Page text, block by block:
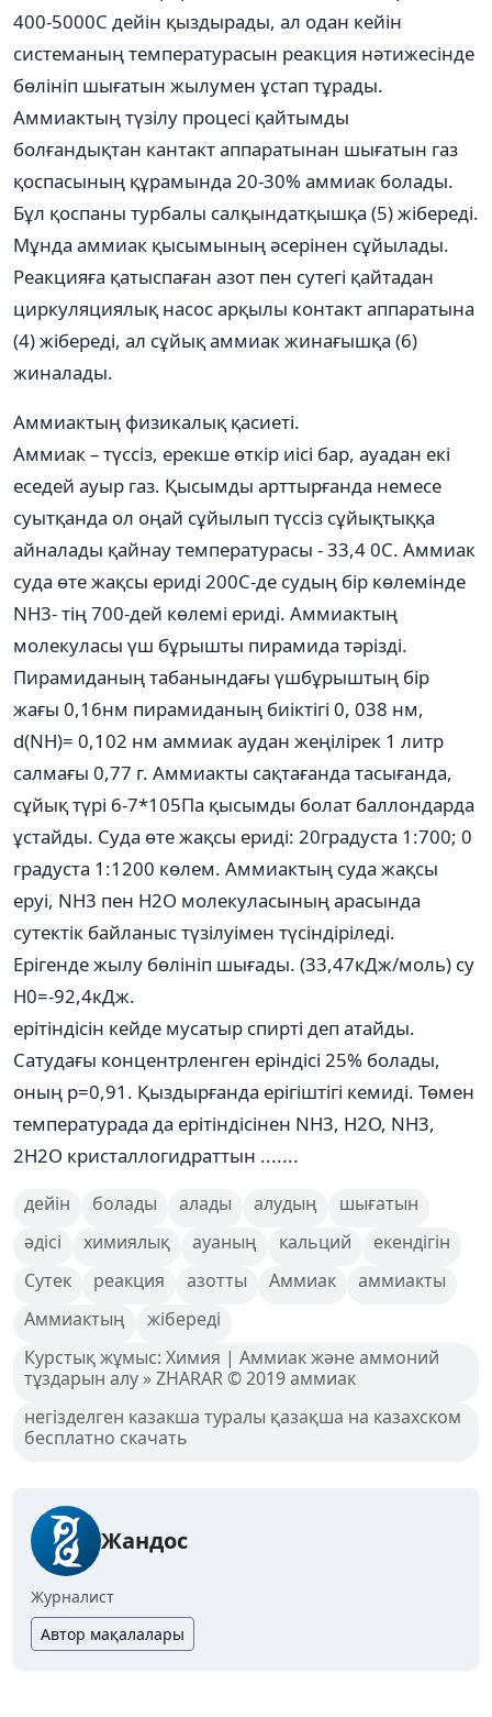
400-5000С дейін қыздырады, ал одан кейін
системаның температурасын реакция нәтижесінде
бөлініп шығатын жылумен ұстап тұрады.
Аммиактың түзілу процесі қайтымды
болғандықтан кантакт аппаратынан шығатын газ
қоспасының құрамында 20-30% аммиак болады.
Бұл қоспаны турбалы салқындатқышқа (5) жібереді.
Мұнда аммиак қысымының әсерінен сұйылады.
Реакцияға қатыспаған азот пен сутегі қайтадан
циркуляциялық насос арқылы контакт аппаратына
(4) жібереді, ал сұйық аммиак жинағышқа (6)
жиналады.
Аммиактың физикалық қасиеті.
Аммиак – түссіз, ерекше өткір иісі бар, ауадан екі
еседей ауыр газ. Қысымды арттырғанда немесе
суытқанда ол оңай сұйылып түссіз сұйықтыққа
айналады қайнау температурасы - 33,4 0С. Аммиак
суда өте жақсы ериді 200С-де судың бір көлемінде
NH3- тің 700-дей көлемі ериді. Аммиактың
молекуласы үш бұрышты пирамида тәрізді.
Пирамиданың табанындағы үшбұрыштың бір
жағы 0,16нм пирамиданың биіктігі 0, 038 нм,
d(NH)= 0,102 нм аммиак аудан жеңілірек 1 литр
салмағы 0,77 г. Аммиакты сақтағанда тасығанда,
сұйық түрі 6-7*105Па қысымды болат баллондарда
ұстайды. Суда өте жақсы ериді: 20градуста 1:700; 0
градуста 1:1200 көлем. Аммиактың суда жақсы
еруі, NH3 пен Н2О молекуласының арасында
сутектік байланыс түзілуімен түсіндіріледі.
Ерігенде жылу бөлініп шығады. (33,47кДж/моль) су
H0=-92,4кДж.
ерітіндісін кейде мусатыр спирті деп атайды.
Сатудағы концентрленген еріндісі 25% болады,
оның р=0,91. Қыздырғанда ерігіштігі кемиді. Төмен
температурада да ерітіндісінен NH3, H2O, NH3,
2H2O кристаллогидраттын .......
дейін болады алады алудың
шығатын
әдісі
химиялық ауаның кальций
екендігін
Сутек
реакция азотты Аммиак
аммиакты
Аммиактың
жібереді
Курстық жұмыс: Химия | Аммиак және аммоний
тұздарын алу » ZHARAR © 2019 аммиак
негізделген казакша туралы қазақша на казахском
бесплатно скачать
Жандос
Журналист
Автор мақалалары